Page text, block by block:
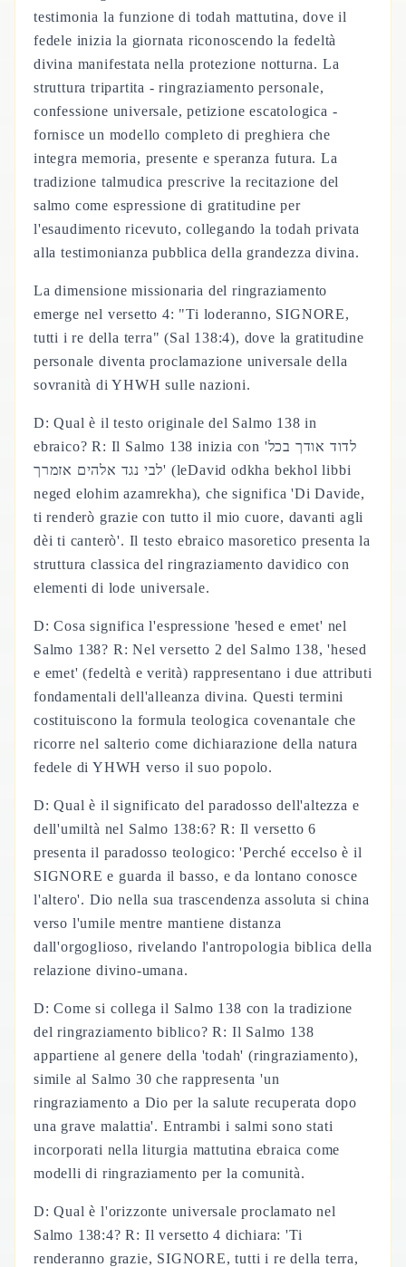
testimonia la funzione di todah mattutina, dove il
fedele inizia la giornata riconoscendo la fedeltà
divina manifestata nella protezione notturna. La
struttura tripartita - ringraziamento personale,
confessione universale, petizione escatologica -
fornisce un modello completo di preghiera che
integra memoria, presente e speranza futura. La
tradizione talmudica prescrive la recitazione del
salmo come espressione di gratitudine per
l'esaudimento ricevuto, collegando la todah privata
alla testimonianza pubblica della grandezza divina.
La dimensione missionaria del ringraziamento
emerge nel versetto 4: "Ti loderanno, SIGNORE,
tutti i re della terra" (Sal 138:4), dove la gratitudine
personale diventa proclamazione universale della
sovranità di YHWH sulle nazioni.
D: Qual è il testo originale del Salmo 138 in
ebraico? R: Il Salmo 138 inizia con 'לדוד אודך בכל
לבי נגד אלהים אזמרך' (leDavid odkha bekhol libbi
neged elohim azamrekha), che significa 'Di Davide,
ti renderò grazie con tutto il mio cuore, davanti agli
dèi ti canterò'. Il testo ebraico masoretico presenta la
struttura classica del ringraziamento davidico con
elementi di lode universale.
D: Cosa significa l'espressione 'hesed e emet' nel
Salmo 138? R: Nel versetto 2 del Salmo 138, 'hesed
e emet' (fedeltà e verità) rappresentano i due attributi
fondamentali dell'alleanza divina. Questi termini
costituiscono la formula teologica covenantale che
ricorre nel salterio come dichiarazione della natura
fedele di YHWH verso il suo popolo.
D: Qual è il significato del paradosso dell'altezza e
dell'umiltà nel Salmo 138:6? R: Il versetto 6
presenta il paradosso teologico: 'Perché eccelso è il
SIGNORE e guarda il basso, e da lontano conosce
l'altero'. Dio nella sua trascendenza assoluta si china
verso l'umile mentre mantiene distanza
dall'orgoglioso, rivelando l'antropologia biblica della
relazione divino-umana.
D: Come si collega il Salmo 138 con la tradizione
del ringraziamento biblico? R: Il Salmo 138
appartiene al genere della 'todah' (ringraziamento),
simile al Salmo 30 che rappresenta 'un
ringraziamento a Dio per la salute recuperata dopo
una grave malattia'. Entrambi i salmi sono stati
incorporati nella liturgia mattutina ebraica come
modelli di ringraziamento per la comunità.
D: Qual è l'orizzonte universale proclamato nel
Salmo 138:4? R: Il versetto 4 dichiara: 'Ti
renderanno grazie, SIGNORE, tutti i re della terra,